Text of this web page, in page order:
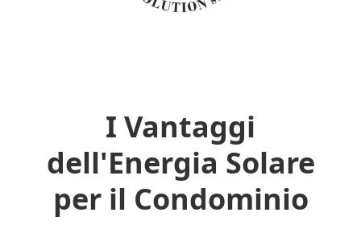
I Vantaggi
dell'Energia Solare
per il Condominio